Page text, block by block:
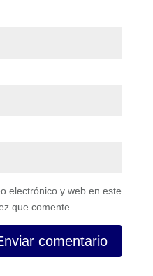
electrónico y web en este
que comente.